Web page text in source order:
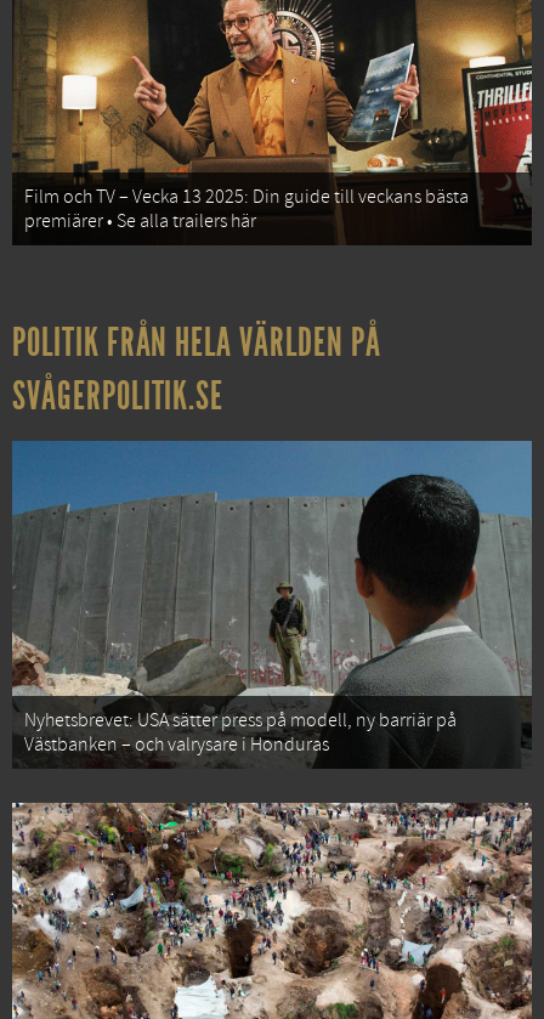
Film och TV – Vecka 13 2025: Din guide till veckans bästa
premiärer • Se alla trailers här
POLITIK FRÅN HELA VÄRLDEN PÅ
SVÅGERPOLITIK.SE
Nyhetsbrevet: USA sätter press på modell, ny barriär på
Västbanken – och valrysare i Honduras